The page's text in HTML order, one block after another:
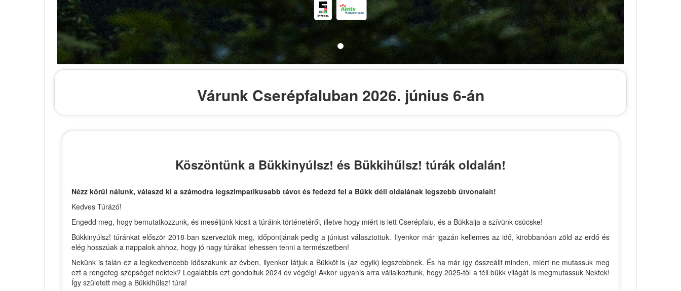
Várunk Cserépfaluban 2026. június 6-án
Köszöntünk a Bükkinyúlsz! és Bükkihűlsz! túrák oldalán!
Nézz körül nálunk, válaszd ki a számodra legszimpatikusabb távot és fedezd fel a Bükk déli oldalának legszebb útvonalait!
Kedves Túrázó!
Engedd meg, hogy bemutatkozzunk, és meséljünk kicsit a túráink történetéről, illetve hogy miért is lett Cserépfalu, és a Bükkalja a szívünk csücske!
Bükkinyúlsz! túránkat először 2018-ban szerveztük meg, időpontjának pedig a júniust választottuk. Ilyenkor már igazán kellemes az idő, kirobbanóan zöld az erdő és
elég hosszúak a nappalok ahhoz, hogy jó nagy túrákat lehessen tenni a természetben!
Nekünk is talán ez a legkedvencebb időszakunk az évben, ilyenkor látjuk a Bükköt is (az egyik) legszebbnek. És ha már így összeállt minden, miért ne mutassuk meg
ezt a rengeteg szépséget nektek? Legalábbis ezt gondoltuk 2024 év végéig! Akkor ugyanis arra vállalkoztunk, hogy 2025-től a téli bükk világát is megmutassuk Nektek!
Így született meg a Bükkihűlsz! túra!